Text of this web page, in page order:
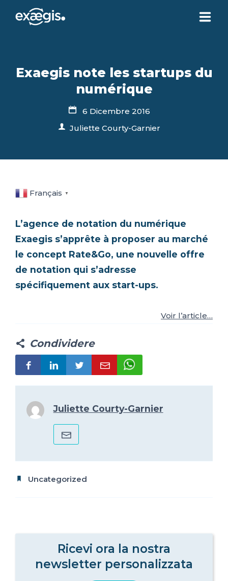
IT
Exaegis note les startups du
numérique
6 Dicembre 2016
Juliette Courty-Garnier
Français ▼
L’agence de notation du numérique
Exaegis s’apprête à proposer au marché
le concept Rate&Go, une nouvelle offre
de notation qui s’adresse
spécifiquement aux start-ups.
Voir l’article…
Condividere
Juliette Courty-Garnier
Uncategorized
Ricevi ora la nostra
newsletter personalizzata